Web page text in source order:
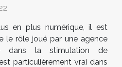
en plus numérique, il est
le rôle joué par une agence
dans la stimulation de
particulièrement vrai dans